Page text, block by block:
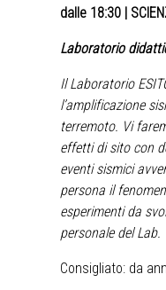
dalle 18:30 |
Laboratorio
Il Laboratorio
l’amplificazione
terremoto. Vi
effetti di sito con
eventi sismici
persona il
esperimenti da
personale del Lab.
Consigliato: da